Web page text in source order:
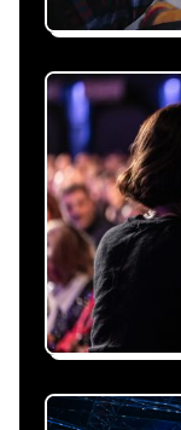
sous
Expliquez-
sous 24h
Nous